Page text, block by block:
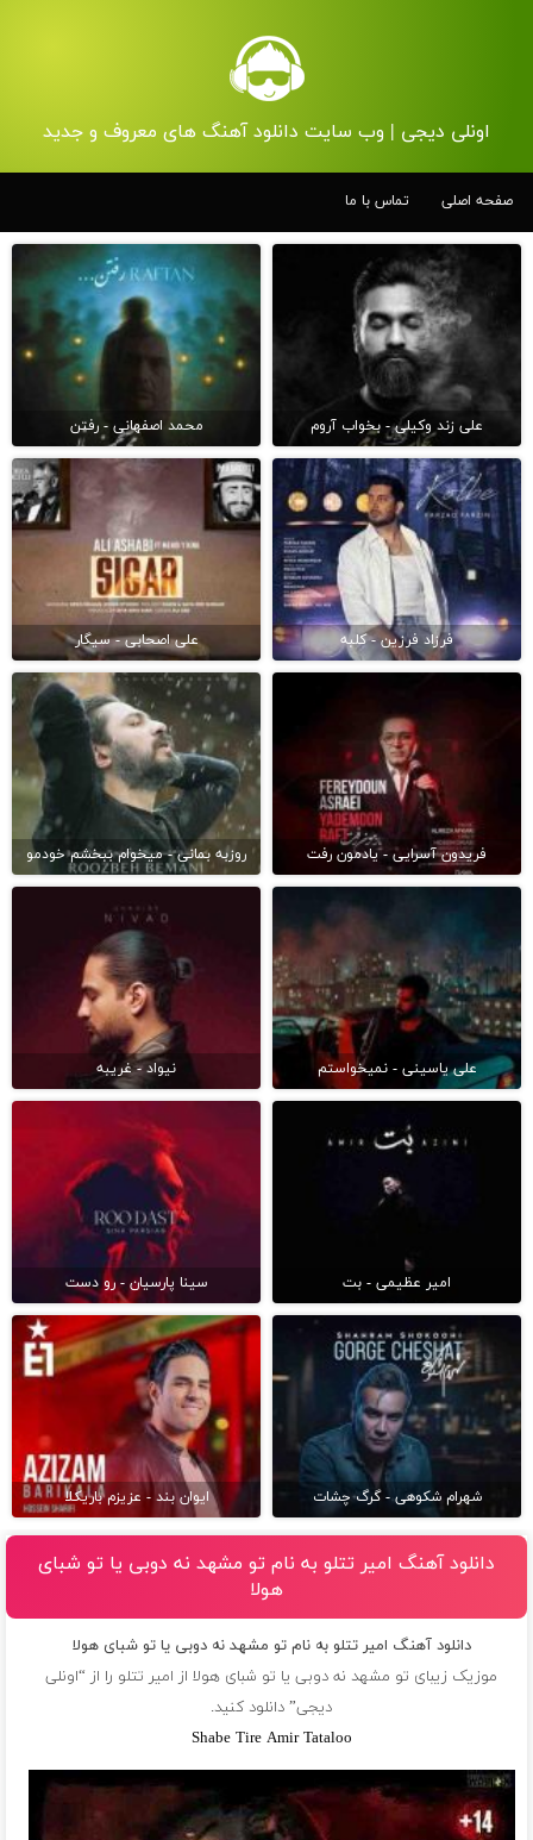
اونلی دیجی | وب سایت دانلود آهنگ های معروف و جدید
صفحه اصلی تماس با ما
علی زند وکیلی - بخواب آروم محمد اصفهانی - رفتن
فرزاد فرزین - کلبه علی اصحابی - سیگار
فریدون آسرایی - یادمون رفت روزبه بمانی - میخوام ببخشم خودمو
علی یاسینی - نمیخواستم نیواد - غریبه
امیر عظیمی - بت سینا پارسیان - رو دست
شهرام شکوهی - گرگ چشات ایوان بند - عزیزم باریکلا
دانلود آهنگ امیر تتلو به نام تو مشهد نه دوبى یا تو شباى
هولا
دانلود آهنگ امیر تتلو به نام تو مشهد نه دوبى یا تو شباى هولا
موزیک زیبای تو مشهد نه دوبى یا تو شباى هولا از امیر تتلو را از “اونلی
دیجی” دانلود کنید.
Shabe Tire Amir Tataloo